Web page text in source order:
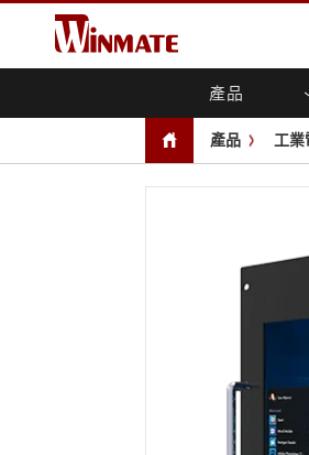
產品
企業移動通訊電
強固觸控筆記型電腦
強固型平板控制器
Android系統強固型平
超強固型平板電腦
車載電腦
Windows車載電腦
Android車載電腦
強固型機器人控
農業機械解決方
自助服務亭解決方
智慧充電站解决
關於融程
保證聲明
行銷入口網站
最新產品
展會活動
產品 工業